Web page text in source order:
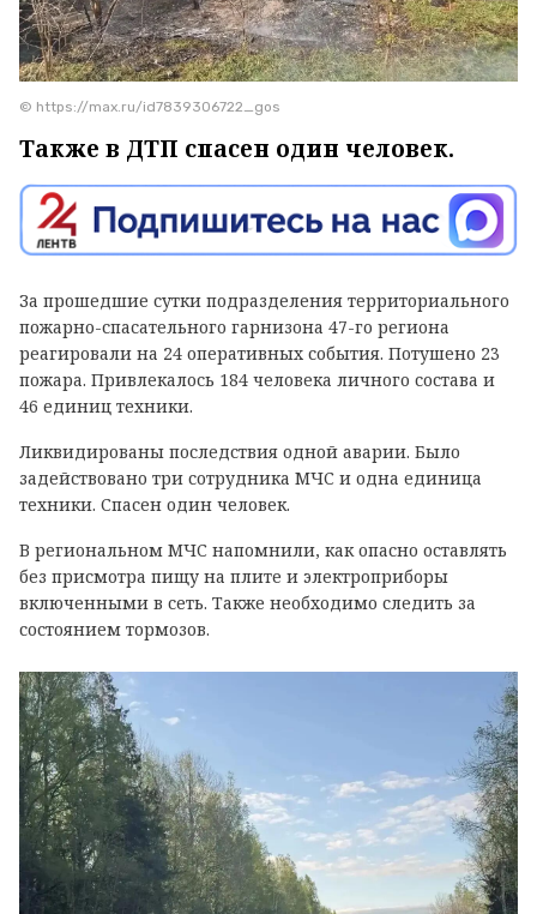
© https://max.ru/id7839306722_gos
Также в ДТП спасен один человек.
За прошедшие сутки подразделения территориального
пожарно-спасательного гарнизона 47-го региона
реагировали на 24 оперативных события. Потушено 23
пожара. Привлекалось 184 человека личного состава и
46 единиц техники.
Ликвидированы последствия одной аварии. Было
задействовано три сотрудника МЧС и одна единица
техники. Спасен один человек.
В региональном МЧС напомнили, как опасно оставлять
без присмотра пищу на плите и электроприборы
включенными в сеть. Также необходимо следить за
состоянием тормозов.